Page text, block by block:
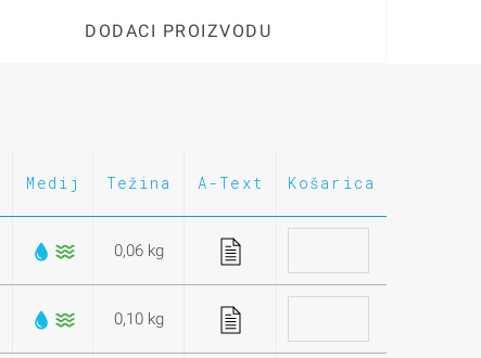
DODACI PROIZVODU
Medij Težina A-Text Košarica
0,06 kg
0,10 kg